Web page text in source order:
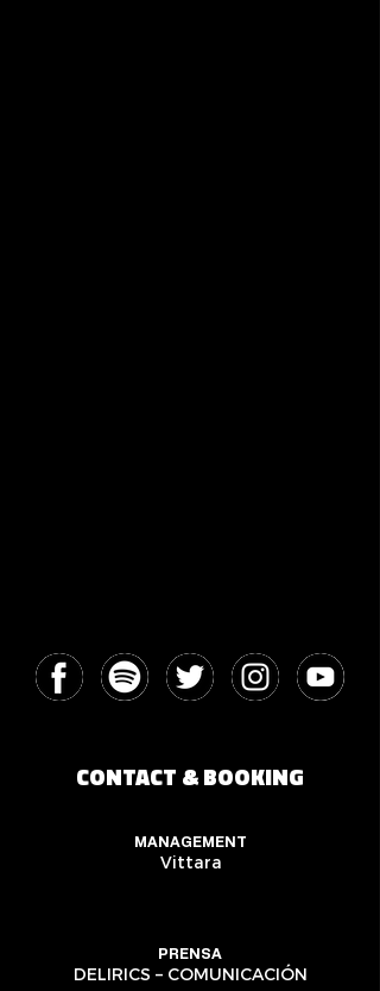
CONTACT & BOOKING
MANAGEMENT
Vittara
PRENSA
DELIRICS – COMUNICACIÓN